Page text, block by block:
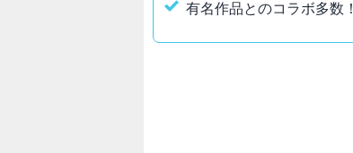
有名作品とのコラボ多数！